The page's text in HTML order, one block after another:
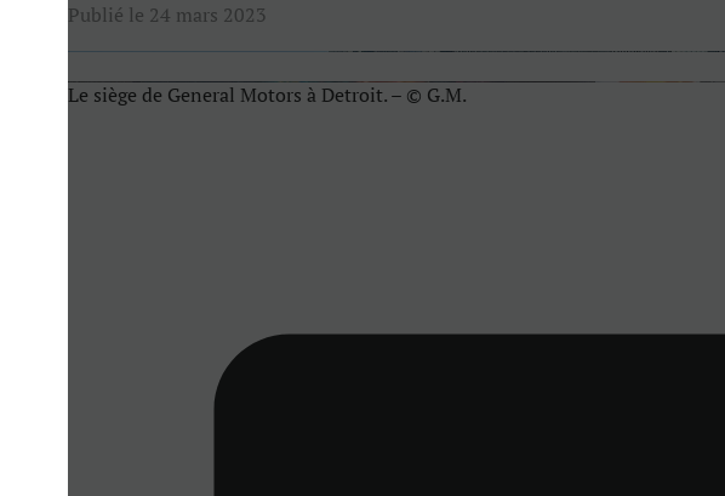
Publié le 24 mars 2023
Le siège de General Motors à Detroit. – © G.M.